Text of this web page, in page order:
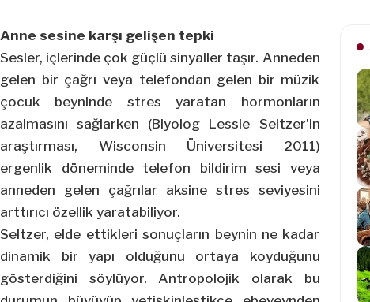
Anne sesine karşı gelişen tepki
Sesler, içlerinde çok güçlü sinyaller taşır. Anneden
gelen bir çağrı veya telefondan gelen bir müzik
çocuk beyninde stres yaratan hormonların
azalmasını sağlarken (Biyolog Lessie Seltzer’in
araştırması, Wisconsin Üniversitesi 2011)
ergenlik döneminde telefon bildirim sesi veya
anneden gelen çağrılar aksine stres seviyesini
arttırıcı özellik yaratabiliyor.
Seltzer, elde ettikleri sonuçların beynin ne kadar
dinamik bir yapı olduğunu ortaya koyduğunu
gösterdiğini söylüyor. Antropolojik olarak bu